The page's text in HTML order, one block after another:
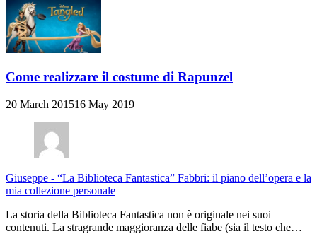
Come realizzare il costume di Rapunzel
20 March 201516 May 2019
Giuseppe - “La Biblioteca Fantastica” Fabbri: il piano dell’opera e la
mia collezione personale
La storia della Biblioteca Fantastica non è originale nei suoi
contenuti. La stragrande maggioranza delle fiabe (sia il testo che…